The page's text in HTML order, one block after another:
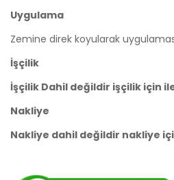
Uygulama
Zemine direk koyularak
İşçilik
İşçilik Dahil değildir işçilik için
Nakliye
Nakliye dahil değildir nakliye